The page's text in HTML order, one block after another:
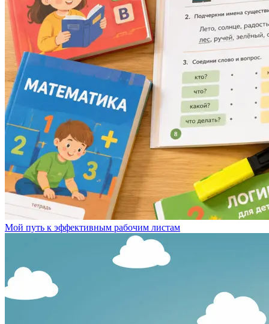
Мой путь к эффективным рабочим листам